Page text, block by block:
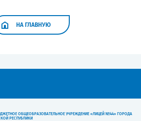
НА ГЛАВНУЮ
ОБЩЕОБРАЗОВАТЕЛЬНОЕ УЧРЕЖДЕНИЕ «ЛИЦЕЙ №44» ГОРОДА
РЕСПУБЛИКИ